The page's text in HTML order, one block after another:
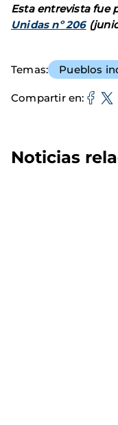
Esta entrevista fue
Unidas nº 206
Temas Pueblos
Compartir en
Noticias